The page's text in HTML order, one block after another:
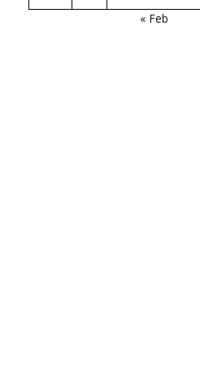
« Feb